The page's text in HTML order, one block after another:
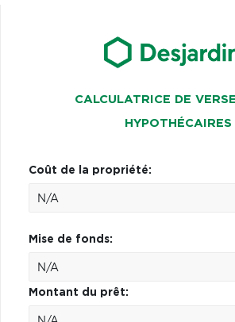
CALCULATRICE DE
HYPOTHÉCAIRES
Coût de la propriété:
Mise de fonds:
Montant du prêt: